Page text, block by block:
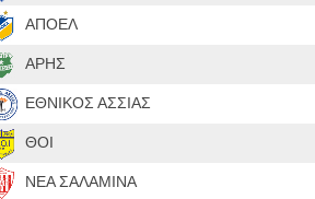
ΑΠΟΕΛ
ΑΡΗΣ
ΕΘΝΙΚΟΣ ΑΣΣΙΑΣ
ΘΟΙ
ΝΕΑ ΣΑΛΑΜΙΝΑ